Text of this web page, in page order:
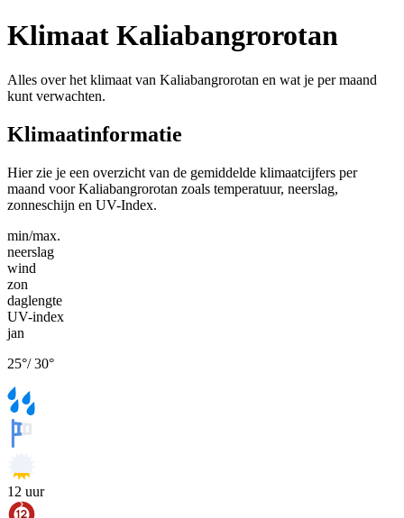
Klimaat Kaliabangrorotan
Alles over het klimaat van Kaliabangrorotan en wat je per maand
kunt verwachten.
Klimaatinformatie
Hier zie je een overzicht van de gemiddelde klimaatcijfers per
maand voor Kaliabangrorotan zoals temperatuur, neerslag,
zonneschijn en UV-Index.
min/max.
neerslag
wind
zon
daglengte
UV-index
jan
25°/30°
12 uur